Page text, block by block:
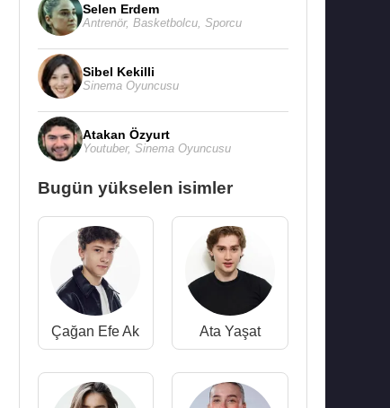
Selen Erdem
Antrenör, Basketbolcu, Sporcu
Sibel Kekilli
Sinema Oyuncusu
Atakan Özyurt
Youtuber, Sinema Oyuncusu
Bugün yükselen isimler
Çağan Efe Ak Ata Yaşat